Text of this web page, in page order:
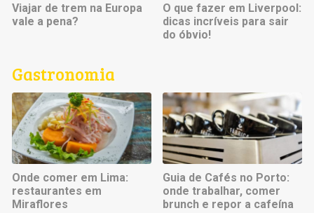
Viajar de trem na Europa
vale a pena?
O que fazer em Liverpool:
dicas incríveis para sair
do óbvio!
Gastronomia
Onde comer em Lima:
restaurantes em
Miraflores
Guia de Cafés no Porto:
onde trabalhar, comer
brunch e repor a cafeína